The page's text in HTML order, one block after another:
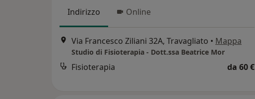
Indirizzo Online
Via Francesco Ziliani 32A, Travagliato • Mappa
Studio di Fisioterapia - Dott.ssa Beatrice Mor
Fisioterapia da 60 €